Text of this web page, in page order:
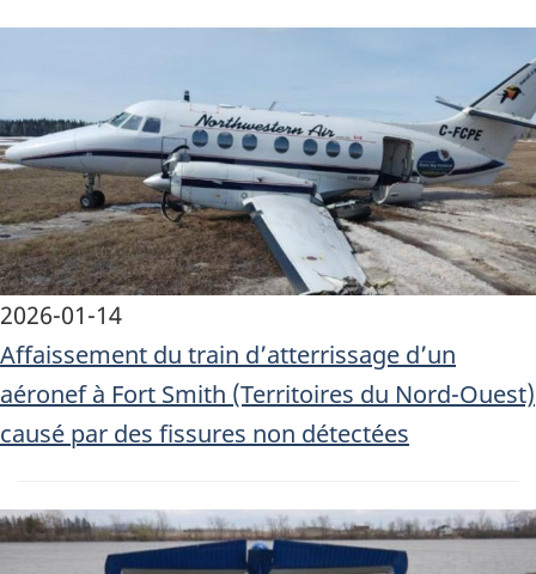
2026-01-14
Affaissement du train d’atterrissage d’un
aéronef à Fort Smith (Territoires du Nord-Ouest)
causé par des fissures non détectées
Image